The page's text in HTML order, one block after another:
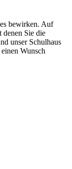
bewirken. Auf
denen Sie die
unser Schulhaus
Wunsch